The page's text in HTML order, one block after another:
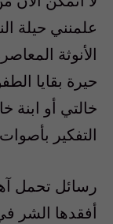
علمنني حيلة
الأنوثة
حيرة بقايا
خالتي أو ابنة
التفكير
رسائل تحمل
أفقدها الشر